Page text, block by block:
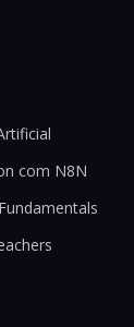
com N8N